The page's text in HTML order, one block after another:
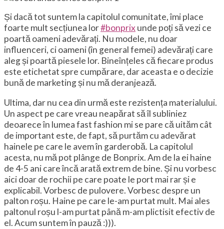
Și dacă tot suntem la capitolul comunitate, îmi place
foarte mult secțiunea lor#bonprixunde poți să vezi ce
poartă oameni adevărați. Nu modele, nu doar
influenceri, ci oameni (în general femei) adevărați care
aleg și poartă piesele lor. Bineînțeles că fiecare produs
este etichetat spre cumpărare, dar aceasta e o decizie
bună de marketing și nu mă deranjează.
Ultima, dar nu cea din urmă este rezistența materialului.
Un aspect pe care vreau neapărat să îl subliniez
deoarece în lumea fast fashion mi se pare că uităm cât
de important este, de fapt, să purtăm cu adevărat
hainele pe care le avem în garderobă. La capitolul
acesta, nu mă pot plânge de Bonprix. Am de la ei haine
de 4-5 ani care încă arată extrem de bine. Și nu vorbesc
aici doar de rochii pe care poate le port mai rar și e
explicabil. Vorbesc de pulovere. Vorbesc despre un
palton roșu. Haine pe care le-am purtat mult. Mai ales
paltonul roșu l-am purtat până m-am plictisit efectiv de
el. Acum suntem în pauză :))).